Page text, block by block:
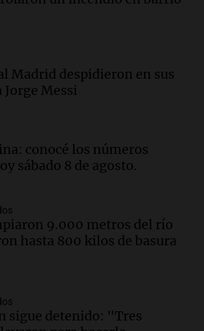
todos
"En esa casa
algo que ver"
todos
nutricionista derribó el mito
ideal: qué alimentos
todos
Murió Jorge Messi
para todos
Madrid despidieron en sus
Jorge Messi
conocé los números
sábado 8 de agosto.
9.000 metros del río
hasta 800 kilos de basura
sigue detenido: "Tres